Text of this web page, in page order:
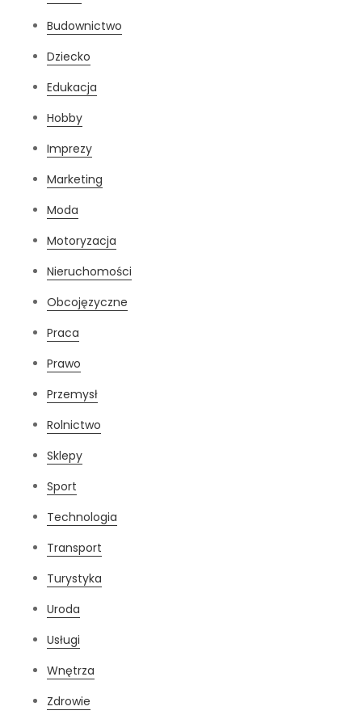
Budownictwo
Dziecko
Edukacja
Hobby
Imprezy
Marketing
Moda
Motoryzacja
Nieruchomości
Obcojęzyczne
Praca
Prawo
Przemysł
Rolnictwo
Sklepy
Sport
Technologia
Transport
Turystyka
Uroda
Usługi
Wnętrza
Zdrowie